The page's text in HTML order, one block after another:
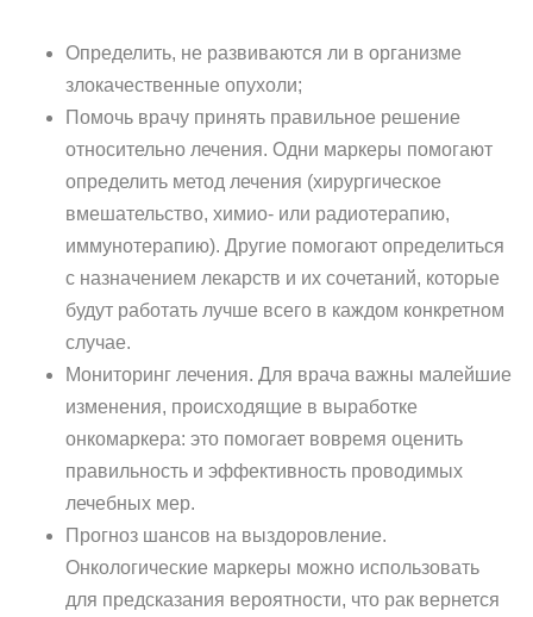
Определить, не развиваются ли в организме
злокачественные опухоли;
Помочь врачу принять правильное решение
относительно лечения. Одни маркеры помогают
определить метод лечения (хирургическое
вмешательство, химио- или радиотерапию,
иммунотерапию). Другие помогают определиться
с назначением лекарств и их сочетаний, которые
будут работать лучше всего в каждом конкретном
случае.
Мониторинг лечения. Для врача важны малейшие
изменения, происходящие в выработке
онкомаркера: это помогает вовремя оценить
правильность и эффективность проводимых
лечебных мер.
Прогноз шансов на выздоровление.
Онкологические маркеры можно использовать
для предсказания вероятности, что рак вернется